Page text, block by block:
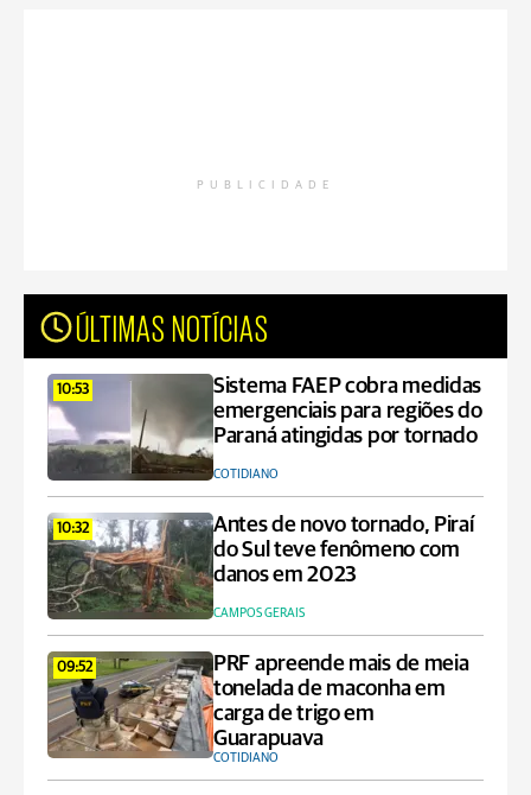
PUBLICIDADE
ÚLTIMAS NOTÍCIAS
10:53
Sistema FAEP cobra medidas
emergenciais para regiões do
Paraná atingidas por tornado
COTIDIANO
10:32
Antes de novo tornado, Piraí
do Sul teve fenômeno com
danos em 2023
CAMPOS GERAIS
09:52
PRF apreende mais de meia
tonelada de maconha em
carga de trigo em
Guarapuava
COTIDIANO